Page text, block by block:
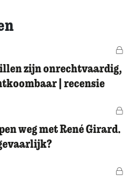
zijn onrechtvaardig,
| recensie
weg met René Girard.